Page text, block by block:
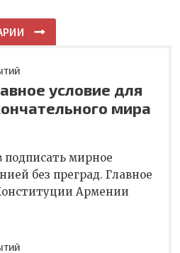
условие для
мира
подписать мирное
без преград. Главное
Армении